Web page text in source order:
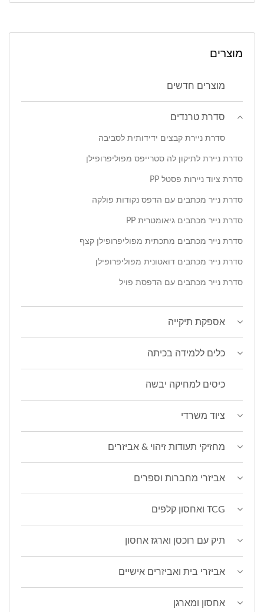
מוצרים
מוצרים חדשים
סדרת טרנדים
סדרת ניירת קבצים ידידותית לסביבה
סדרת ניירת לתיקון לה סטרייפס מפוליפרופילן
סדרת ציוד ניירות פסטל PP
סדרת נייר מכתבים עם הדפס נקודות פולקה
סדרת נייר מכתבים גיאומטרית PP
סדרת נייר מכתבים מתכתית מפוליפרופילן קצף
סדרת נייר מכתבים דואטונית מפוליפרופילן
סדרת נייר מכתבים עם הדפסת פויל
אספקת תיקייה
כלים ללמידה בכיתה
כיסים למחיקה יבשה
ציוד משרדי
מחזיקי תעודות זיהוי & אביזרים
אביזרי מחברות וספרים
TCG ואחסון קלפים
תיק עם רוכסן וארגז אחסון
אביזרי בית ואביזרים אישיים
אחסון ומארגן